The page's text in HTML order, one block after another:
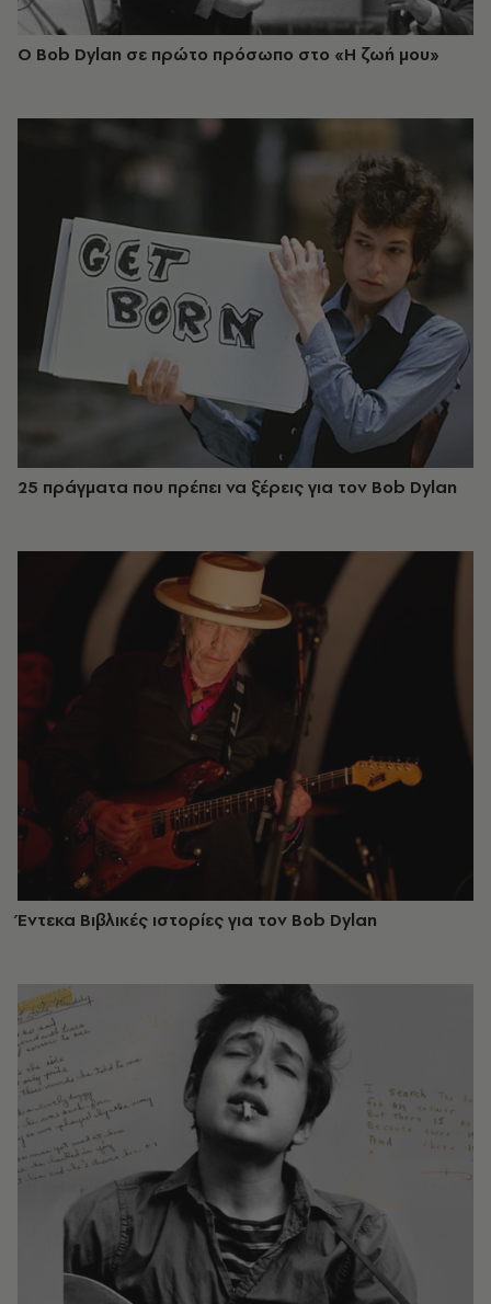
Ο Bob Dylan σε πρώτο πρόσωπο στο «Η ζωή μου»
25 πράγματα που πρέπει να ξέρεις για τον Bob Dylan
Έντεκα Βιβλικές ιστορίες για τον Bob Dylan